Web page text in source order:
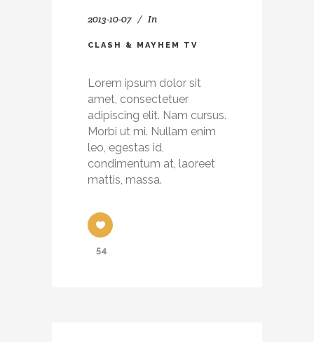
2013-10-07 In
CLASH & MAYHEM TV
Lorem ipsum dolor sit
amet, consectetuer
adipiscing elit. Nam cursus.
Morbi ut mi. Nullam enim
leo, egestas id,
condimentum at, laoreet
mattis, massa.
54